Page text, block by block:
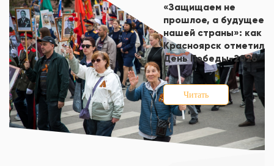
«Защищаем не
прошлое, а будущее
нашей страны»: как
Красноярск отметил
День Победы-2026
Читать